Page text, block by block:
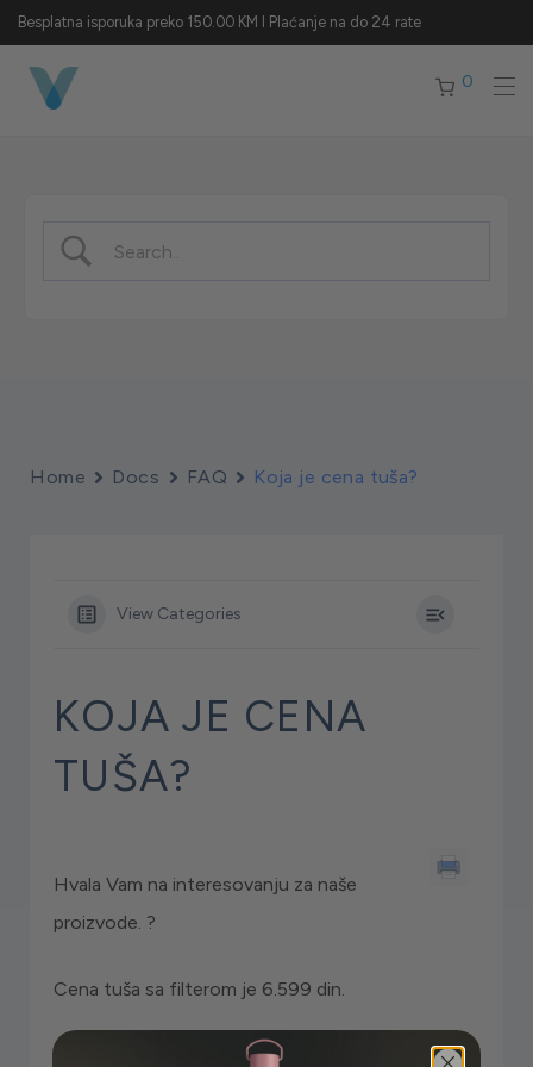
Besplatna isporuka preko 150.00 KM I Plaćanje na do 24 rate
0
Home Docs FAQ Koja je cena tuša?
View Categories
KOJA JE CENA
TUŠA?
Hvala Vam na interesovanju za naše
proizvode. ?
Cena tuša sa filterom je 6.599 din.
U pitanju je jedini filter na tržištu koji je